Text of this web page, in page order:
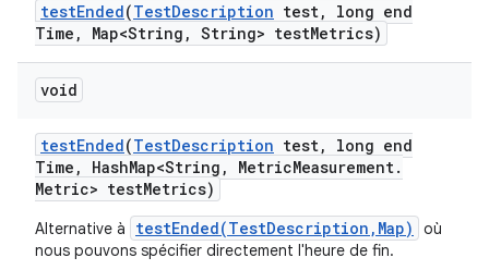
testEnded(TestDescription test,
long end
Time , Map<String , String> testMetrics)
void
testEnded(TestDescription test,
long end
Time , HashMap<String , MetricMeasurement.
Metric> testMetrics)
Alternative à testEnded(TestDescription,Map)
où
nous pouvons spécifier directement l'heure de fin.